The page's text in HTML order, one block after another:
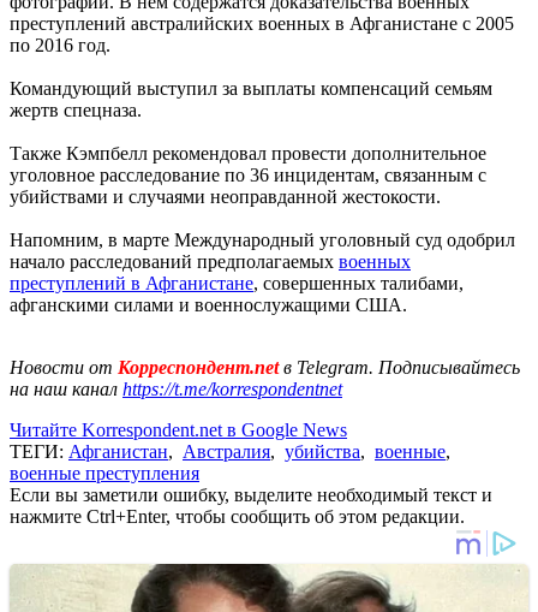
преступлений австралийских военных в Афганистане с 2005
по 2016 год.
Командующий выступил за выплаты компенсаций семьям
жертв спецназа.
Также Кэмпбелл рекомендовал провести дополнительное
уголовное расследование по 36 инцидентам, связанным с
убийствами и случаями неоправданной жестокости.
Напомним, в марте Международный уголовный суд одобрил
начало расследований предполагаемых военных
преступлений в Афганистане, совершенных талибами,
афганскими силами и военнослужащими США.
Новости от Корреспондент.netв Telegram. Подписывайтесь
на наш канал https://t.me/korrespondentnet
Читайте Korrespondent.net в Google News
ТЕГИ: Афганистан, Австралия, убийства, военные,
военные преступления
Если вы заметили ошибку, выделите необходимый текст и
нажмите Ctrl+Enter, чтобы сообщить об этом редакции.